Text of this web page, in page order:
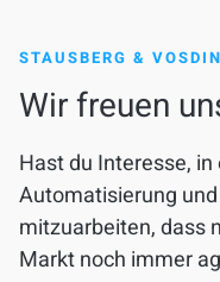
STAUSBERG &
Wir freuen
Hast du Interesse,
Automatisierung
mitzuarbeiten, dass
Markt noch immer